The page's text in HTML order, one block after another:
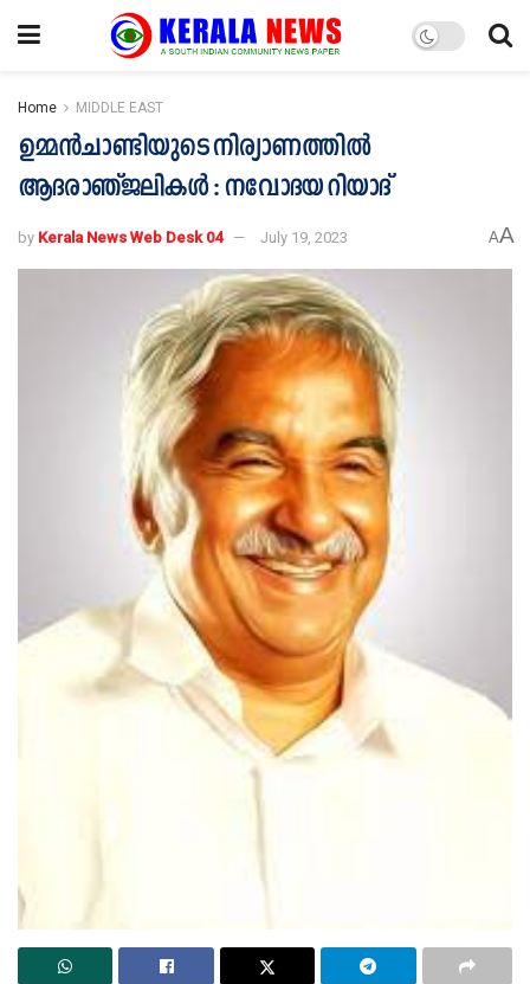
Home MIDDLE EAST
ഉമ്മൻചാണ്ടിയുടെ നിര്യാണത്തിൽ
ആദരാഞ്ജലികൾ : നവോദയ റിയാദ്
by Kerala News Web Desk 04 July 19, 2023 AA